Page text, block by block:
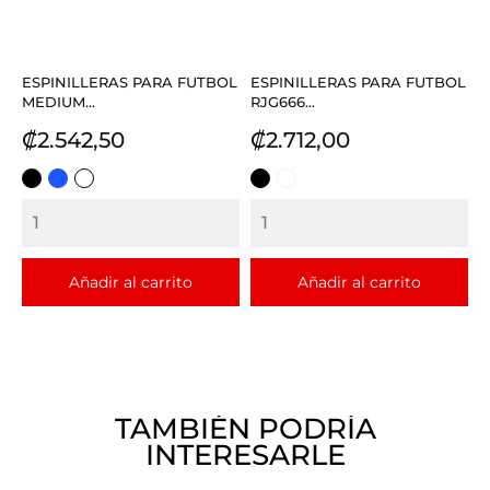
ESPINILLERAS PARA FUTBOL
MEDIUM...
Precio
₡2.542,50
NEGRO
AZULBLANCO
Añadir al carrito
ESPINILLERAS PARA FUTBOL
RJG666...
Precio
₡2.712,00
NEGRO
Añadir al carrito
TAMBIÉN PODRÍA
INTERESARLE